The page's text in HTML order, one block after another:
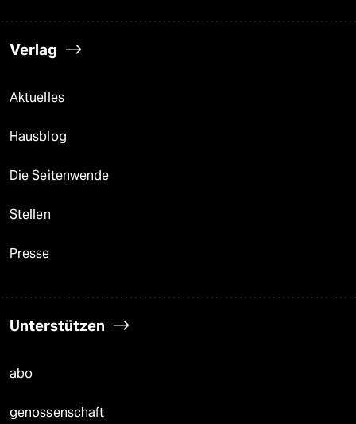
Verlag
Aktuelles
Hausblog
Die Seitenwende
Stellen
Presse
Unterstützen
abo
genossenschaft